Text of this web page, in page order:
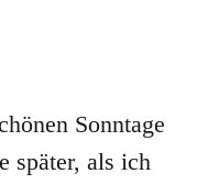
Sonntage
später, als ich